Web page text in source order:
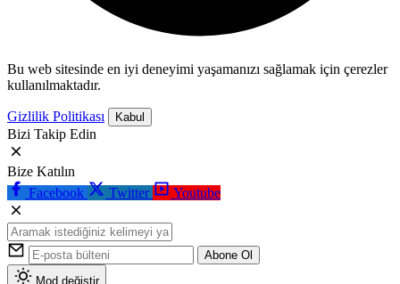
Bu web sitesinde en iyi deneyimi yaşamanızı sağlamak için çerezler
kullanılmaktadır.
Gizlilik Politikası Kabul
Bizi Takip Edin
Bize Katılın
Facebook
Twitter Youtube
Abone Ol
Mod değiştir